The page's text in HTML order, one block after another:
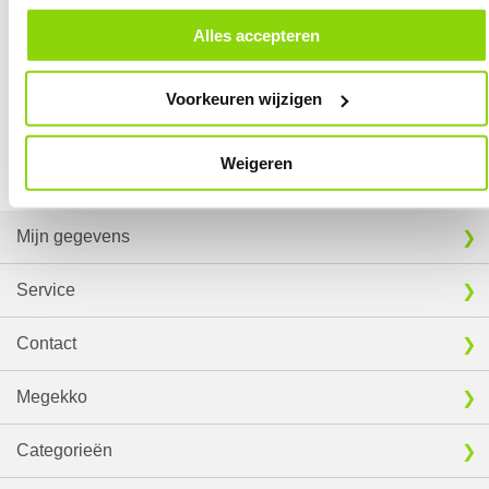
alle cookies. Je kunt je gegeven toestemming altijd intrekken, dit doe je
door in de footer van onze website te klikken op ‘Cookievoorkeuren’
Alles accepteren
Voorkeuren wijzigen
Weigeren
❮
⚑ Fout melden
EXTRA INFORMATIE
Mijn gegevens
Service
Contact
Megekko
Categorieën